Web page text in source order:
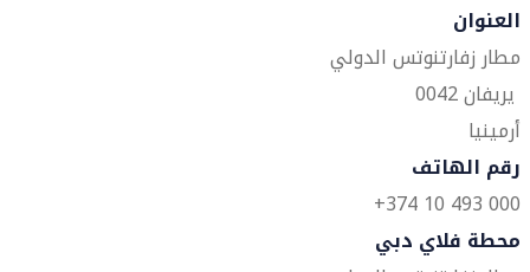
العنوان
مطار زفارتنوتس الدولي
يريفان 0042
أرمينيا
رقم الهاتف
000 493 10 374+
محطة فلاي دبي